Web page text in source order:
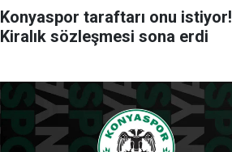
Konyaspor taraftarı onu istiyor!
Kiralık sözleşmesi sona erdi